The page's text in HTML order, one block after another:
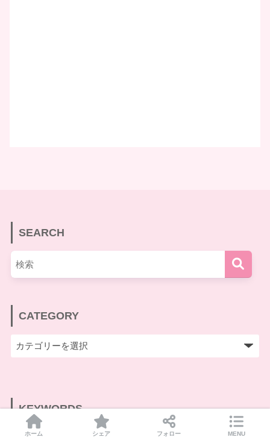
SEARCH
CATEGORY
KEYWORDS
SA・PA お風呂・温泉 イベント
ホーム シェア フォロー MENU